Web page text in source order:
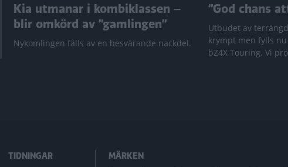
Kia utmanar i kombiklassen –
blir omkörd av ”gamlingen”
Nykomlingen fälls av en besvärande nackdel.
”God chans
Utbudet av
krympt men fylls
bZ4X Touring. Vi
TIDNINGAR MÄRKEN